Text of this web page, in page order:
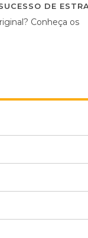
DE
Conheça os